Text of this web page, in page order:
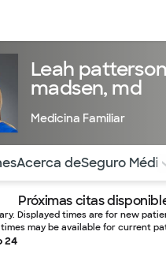
Leah patterson
madsen, md
Medicina Familiar
para saltar
Acerca deSeguro
Próximas citas
Displayed times are for new
times may be available for current
24